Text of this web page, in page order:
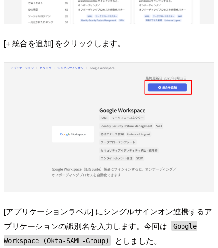
[+ 統合を追加] をクリックします。
[アプリケーションラベル] にシングルサインオン連携するア
プリケーションの識別名を入力します。今回は
Google
Workspace (Okta-SAML-Group)
としました。